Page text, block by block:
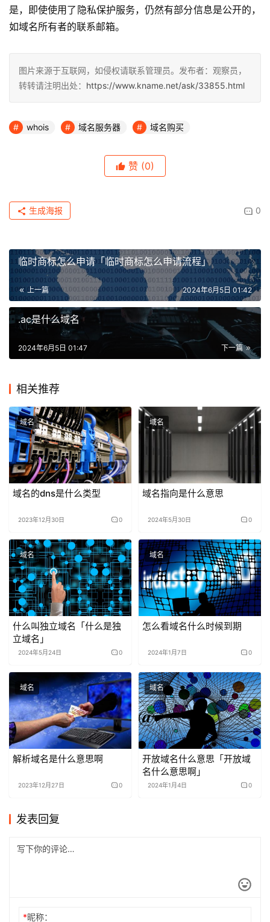
是，即使使用了隐私保护服务，仍然有部分信息是公开的，
如域名所有者的联系邮箱。
图片来源于互联网，如侵权请联系管理员。发布者：观察员，
转转请注明出处： https://www.kname.net/ask/33855.html
whois 域名服务器 域名购买
赞 (0)
0
生成海报
临时商标怎么申请「临时商标怎么申请流程」
上一篇 2024年6月5日 01:42
.ac是什么域名
下一篇
2024年6月5日 01:47
相关推荐
域名
域名的dns是什么类型
2023年12月30日 0
域名
域名指向是什么意思
2024年5月30日 0
域名
什么叫独立域名「什么是独
立域名」
2024年5月24日 0
域名
怎么看域名什么时候到期
2024年1月7日 0
域名
解析域名是什么意思啊
2023年12月27日 0
域名
开放域名什么意思「开放域
名什么意思啊」
2024年1月4日 0
发表回复
*昵称：